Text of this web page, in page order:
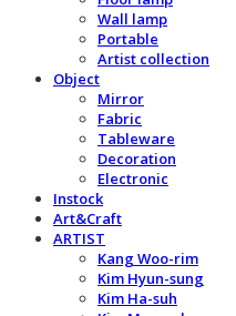
Wall lamp
Portable
Artist collection
Object
Mirror
Fabric
Tableware
Decoration
Electronic
Instock
Art&Craft
ARTIST
Kang Woo-rim
Kim Hyun-sung
Kim Ha-suh